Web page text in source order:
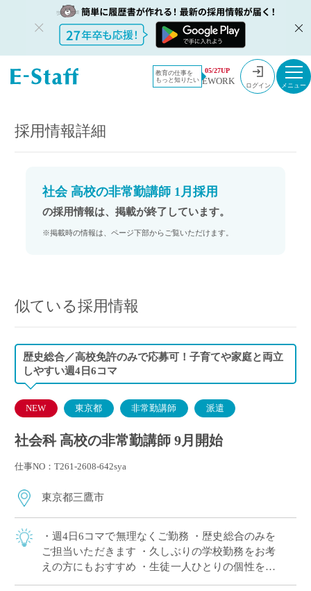
教育の仕事を
もっと知りたい
05/27UP
EWORK ログイン
教員採用情
報のイー・
採用情報
社会 高校の非常勤講師 1月採用
採用情報詳細
社会 高校の非常勤講師 1月採用
の採用情報は、掲載が終了しています。
※掲載時の情報は、ページ下部からご覧いただけます。
似ている採用情報
歴史総合／高校免許のみで応募可！子育てや家庭と両立
しやすい週4日6コマ
NEW 東京都 非常勤講師 派遣
社会科 高校の非常勤講師 9月開始
仕事NO：T261-2608-642sya
東京都三鷹市
・週4日6コマで無理なくご勤務 ・歴史総合のみを
ご担当いただきます ・久しぶりの学校勤務をお考
えの方にもおすすめ ・生徒一人ひとりの個性を大